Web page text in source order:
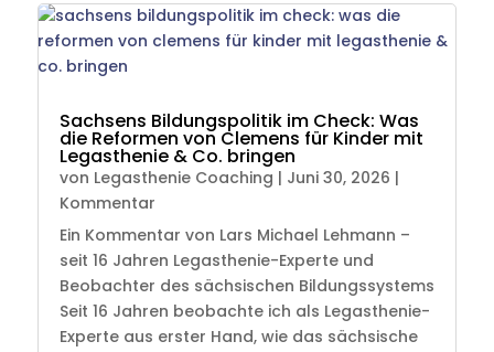
Sachsens Bildungspolitik im Check: Was
die Reformen von Clemens für Kinder mit
Legasthenie & Co. bringen
von Legasthenie Coaching | Juni 30, 2026 |
Kommentar
Ein Kommentar von Lars Michael Lehmann –
seit 16 Jahren Legasthenie-Experte und
Beobachter des sächsischen Bildungssystems
Seit 16 Jahren beobachte ich als Legasthenie-
Experte aus erster Hand, wie das sächsische